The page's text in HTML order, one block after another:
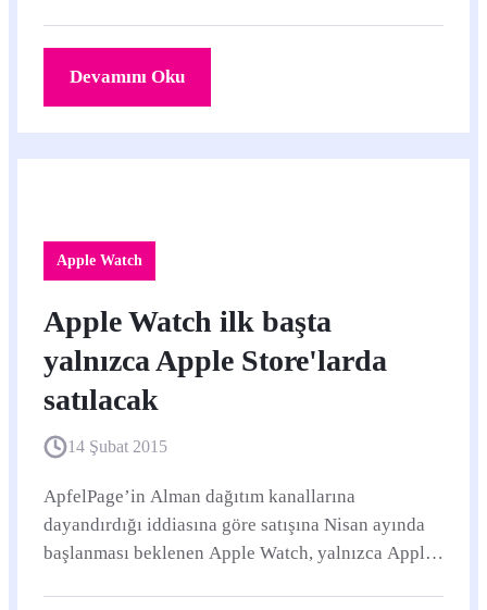
Devamını Oku
Apple Watch
Apple Watch ilk başta
yalnızca Apple Store'larda
satılacak
14 Şubat 2015
ApfelPage’in Alman dağıtım kanallarına
dayandırdığı iddiasına göre satışına Nisan ayında
başlanması beklenen Apple Watch, yalnızca Apple